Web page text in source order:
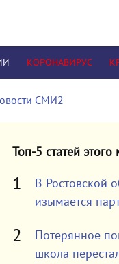
КОРОНАВИРУС
СМИ2
Топ-5 статей этого
В Ростовской
изымается
Потерянное
школа